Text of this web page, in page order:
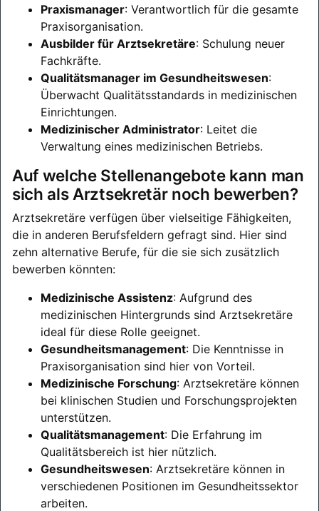
Praxismanager: Verantwortlich für die gesamte
Praxisorganisation.
Ausbilder für Arztsekretäre: Schulung neuer
Fachkräfte.
Qualitätsmanager im Gesundheitswesen:
Überwacht Qualitätsstandards in medizinischen
Einrichtungen.
Medizinischer Administrator: Leitet die
Verwaltung eines medizinischen Betriebs.
Auf welche Stellenangebote kann man
sich als Arztsekretär noch bewerben?
Arztsekretäre verfügen über vielseitige Fähigkeiten,
die in anderen Berufsfeldern gefragt sind. Hier sind
zehn alternative Berufe, für die sie sich zusätzlich
bewerben könnten:
Medizinische Assistenz: Aufgrund des
medizinischen Hintergrunds sind Arztsekretäre
ideal für diese Rolle geeignet.
Gesundheitsmanagement: Die Kenntnisse in
Praxisorganisation sind hier von Vorteil.
Medizinische Forschung: Arztsekretäre können
bei klinischen Studien und Forschungsprojekten
unterstützen.
Qualitätsmanagement: Die Erfahrung im
Qualitätsbereich ist hier nützlich.
Gesundheitswesen: Arztsekretäre können in
verschiedenen Positionen im Gesundheitssektor
arbeiten.